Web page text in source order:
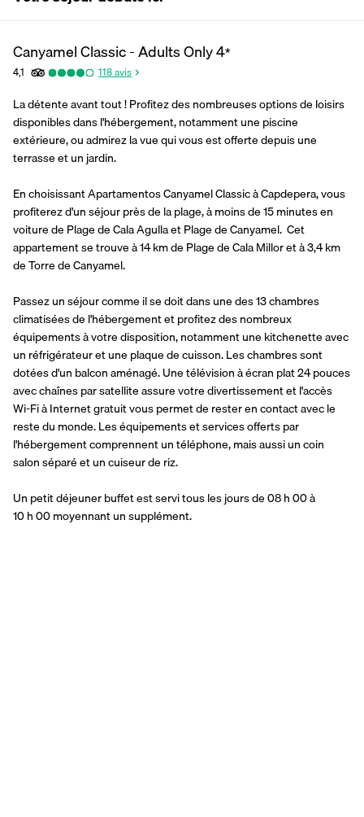
Canyamel Classic - Adults Only4*
4,1 118avis
La détente avant tout ! Profitez des nombreuses options de loisirs
disponibles dans l'hébergement, notamment une piscine
extérieure, ou admirez la vue qui vous est offerte depuis une
terrasse et un jardin.
En choisissant Apartamentos Canyamel Classic à Capdepera, vous
profiterez d'un séjour près de la plage, à moins de 15 minutes en
voiture de Plage de Cala Agulla et Plage de Canyamel.  Cet
appartement se trouve à 14 km de Plage de Cala Millor et à 3,4 km
de Torre de Canyamel.
Passez un séjour comme il se doit dans une des 13 chambres
climatisées de l'hébergement et profitez des nombreux
équipements à votre disposition, notamment une kitchenette avec
un réfrigérateur et une plaque de cuisson. Les chambres sont
dotées d'un balcon aménagé. Une télévision à écran plat 24 pouces
avec chaînes par satellite assure votre divertissement et l'accès
Wi-Fi à Internet gratuit vous permet de rester en contact avec le
reste du monde. Les équipements et services offerts par
l'hébergement comprennent un téléphone, mais aussi un coin
salon séparé et un cuiseur de riz.
Un petit déjeuner buffet est servi tous les jours de 08 h 00 à
10 h 00 moyennant un supplément.